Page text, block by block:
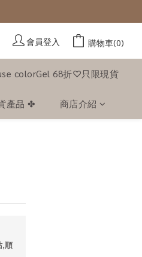
會員登入 購物車(0)
colorGel 68折♡只限現貨
產品 ✤ 商店介紹
,順